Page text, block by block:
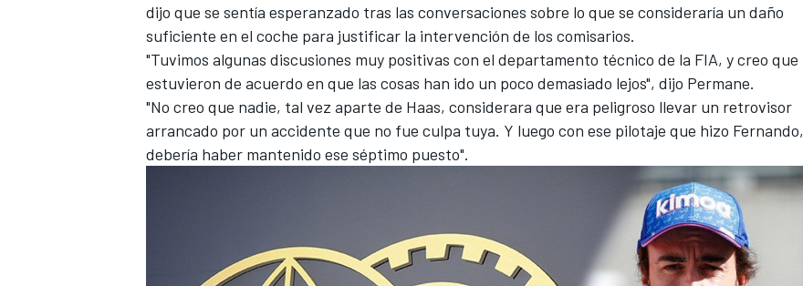
dijo que se sentía esperanzado tras las conversaciones sobre lo que se consideraría un daño
suficiente en el coche para justificar la intervención de los comisarios.
"Tuvimos algunas discusiones muy positivas con el departamento técnico de la FIA, y creo que
estuvieron de acuerdo en que las cosas han ido un poco demasiado lejos", dijo Permane.
"No creo que nadie, tal vez aparte de Haas, considerara que era peligroso llevar un retrovisor
arrancado por un accidente que no fue culpa tuya. Y luego con ese pilotaje que hizo Fernando,
debería haber mantenido ese séptimo puesto".